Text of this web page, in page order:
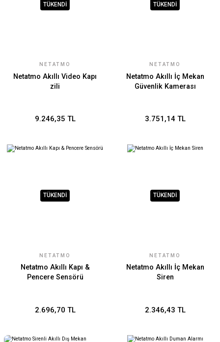
TÜKENDİ
NETATMO
Netatmo Akıllı Video Kapı
zili
9.246,35 TL
TÜKENDİ
NETATMO
Netatmo Akıllı İç Mekan
Güvenlik Kamerası
3.751,14 TL
TÜKENDİ
NETATMO
Netatmo Akıllı Kapı &
Pencere Sensörü
2.696,70 TL
TÜKENDİ
NETATMO
Netatmo Akıllı İç Mekan
Siren
2.346,43 TL